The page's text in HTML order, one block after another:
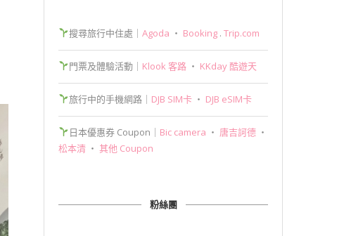
搜尋旅行中住處｜ Agoda ‧ Booking. Trip.com
門票及體驗活動｜ Klook 客路‧ KKday 酷遊天
旅行中的手機網路｜ DJB SIM卡‧ DJB eSIM卡
日本優惠券 Coupon｜ Bic camera ‧ 唐吉訶德‧
松本清 ‧ 其他 Coupon
粉絲團